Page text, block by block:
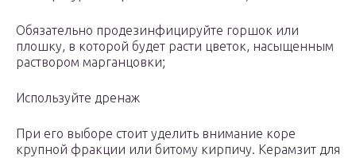
Обязательно продезинфицируйте горшок или
плошку, в которой будет расти цветок, насыщенным
раствором марганцовки;
Используйте дренаж
При его выборе стоит уделить внимание коре
крупной фракции или битому кирпичу. Керамзит для